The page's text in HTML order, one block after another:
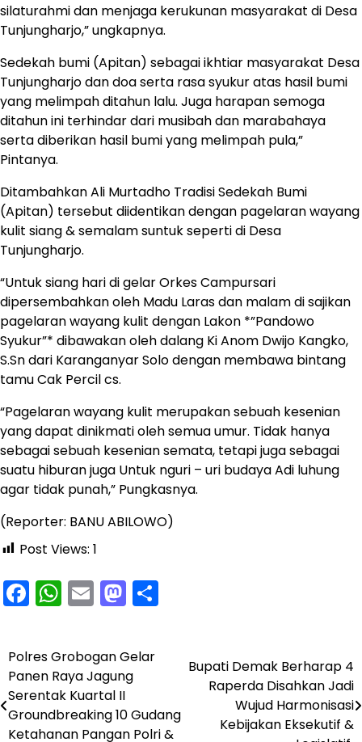
silaturahmi dan menjaga kerukunan masyarakat di Desa
Tunjungharjo,” ungkapnya.
Sedekah bumi (Apitan) sebagai ikhtiar masyarakat Desa
Tunjungharjo dan doa serta rasa syukur atas hasil bumi
yang melimpah ditahun lalu. Juga harapan semoga
ditahun ini terhindar dari musibah dan marabahaya
serta diberikan hasil bumi yang melimpah pula,”
Pintanya.
Ditambahkan Ali Murtadho Tradisi Sedekah Bumi
(Apitan) tersebut diidentikan dengan pagelaran wayang
kulit siang & semalam suntuk seperti di Desa
Tunjungharjo.
“Untuk siang hari di gelar Orkes Campursari
dipersembahkan oleh Madu Laras dan malam di sajikan
pagelaran wayang kulit dengan Lakon *”Pandowo
Syukur”* dibawakan oleh dalang Ki Anom Dwijo Kangko,
S.Sn dari Karanganyar Solo dengan membawa bintang
tamu Cak Percil cs.
“Pagelaran wayang kulit merupakan sebuah kesenian
yang dapat dinikmati oleh semua umur. Tidak hanya
sebagai sebuah kesenian semata, tetapi juga sebagai
suatu hiburan juga Untuk nguri – uri budaya Adi luhung
agar tidak punah,” Pungkasnya.
(Reporter: BANU ABILOWO)
Post Views: 1
Facebook
WhatsApp
EmailMastodon
Navigasi
pos
Polres Grobogan Gelar
Panen Raya Jagung
Serentak Kuartal II
Groundbreaking 10 Gudang
Ketahanan Pangan Polri &
Bupati Demak Berharap 4
Raperda Disahkan Jadi
Wujud Harmonisasi
Kebijakan Eksekutif &